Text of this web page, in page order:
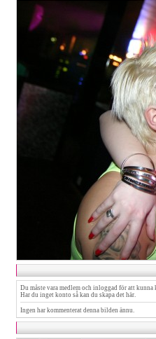
Du måste vara medlem och inloggad för att kunna
Har du inget konto så kan du skapa det här.
Ingen har kommenterat denna bilden ännu.